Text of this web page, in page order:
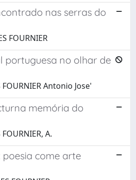
nas serras do
FOURNIER
portuguesa no olhar de
Antonio Jose'
memória do
A.
come arte